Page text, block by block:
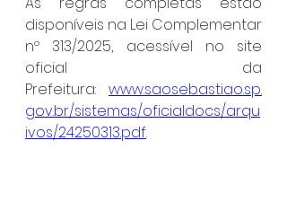
disponíveis na Lei Complementar
nº 313/2025, acessível no site
oficial da
Prefeitura: www.saosebastiao.sp.
gov.br/sistemas/oficialdocs/arqu
ivos/24250313.pdf.